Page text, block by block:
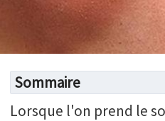
Sommaire
Lorsque l'on prend le